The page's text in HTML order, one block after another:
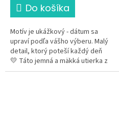
Do košíka
Motív je ukážkový - dátum sa
upraví podľa vášho výberu. Malý
detail, ktorý poteší každý deň
💛 Táto jemná a mäkká utierka z
mikrovlákna s romantickým